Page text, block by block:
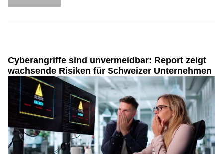
Cyberangriffe sind unvermeidbar: Report zeigt
wachsende Risiken für Schweizer Unternehmen